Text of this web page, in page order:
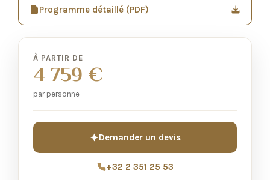
Programme détaillé (PDF)
À PARTIR DE
4 759 €
par personne
Demander un devis
+32 2 351 25 53